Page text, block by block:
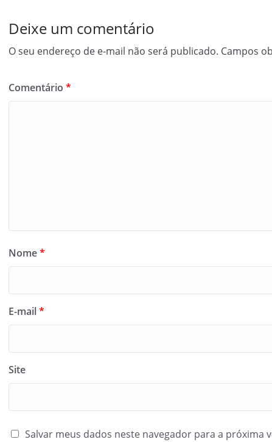
Deixe um comentário
O seu endereço de e-mail não será publicado. Campos
Comentário *
Nome*
E-mail*
Site
Salvar meus dados neste navegador para a próxima